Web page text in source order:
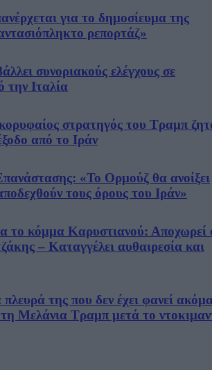
για το δημοσίευμα της
ρεπορτάζ»
συνοριακούς ελέγχους σε
την Ιταλία
στρατηγός του Τραμπ
από το Ιράν
«Το Ορμούζ θα ανοίξει
τους όρους του Ιράν»
το κόμμα Καρυστιανού: Αποχωρεί
– Καταγγέλει αυθαιρεσία και
πλευρά της που δεν έχει φανεί
Μελάνια Τραμπ μετά το